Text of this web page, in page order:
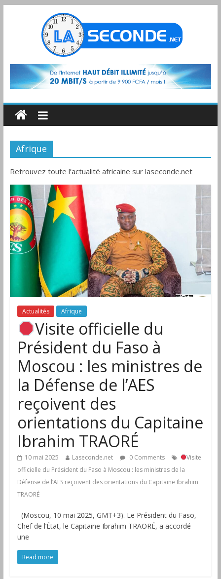
Afrique
Retrouvez toute l’actualité africaine sur laseconde.net
Actualités Afrique
Visite officielle du
Président du Faso à
Moscou : les ministres de
la Défense de l’AES
reçoivent des
orientations du Capitaine
Ibrahim TRAORÉ
10 mai 2025 Laseconde.net 0 Comments
Visite
officielle du Président du Faso à Moscou : les ministres de la
Défense de l’AES reçoivent des orientations du Capitaine Ibrahim
TRAORÉ
(Moscou, 10 mai 2025, GMT+3). Le Président du Faso,
Chef de l’État, le Capitaine Ibrahim TRAORÉ, a accordé
une
Read more